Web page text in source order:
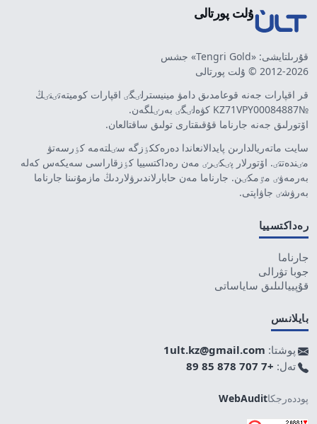
ۇلت پورتالى
قۇرىلتايشى: «Tengri Gold» جشس
2012-2026 © ۇلت پورتالى
قر اقپارات جەنە قوعامدىق دامۋ مينيسترلٸگٸ اقپارات كوميتەتٸنٸڭ
№KZ71VPY00084887 كۋەلٸگٸ بەرٸلگەن.
اۆتورلىق جەنە جارناما قۇقىقتارى تولىق ساقتالعان.
سايت ماتەريالدارىن پايدالانعاندا دەرەككٶزگە سٸلتەمە كٶرسەتۋ
مٸندەتتٸ. اۆتورلار پٸكٸرٸ مەن رەداكتسييا كٶزقاراسى سەيكەس كەلە
بەرمەۋٸ مٷمكٸن. جارناما مەن حابارلاندىرۋلاردىڭ مازمۇنىنا جارناما
بەرۋشٸ جاۋاپتى.
رەداكتسييا
جارناما
جوبا تۋرالى
قۇپييالىلىق ساياساتى
بايلانىس
پوشتا: 1ult.kz@gmail.com
تەل: +7 707 878 85 89
پوددەرجكاWebAudit